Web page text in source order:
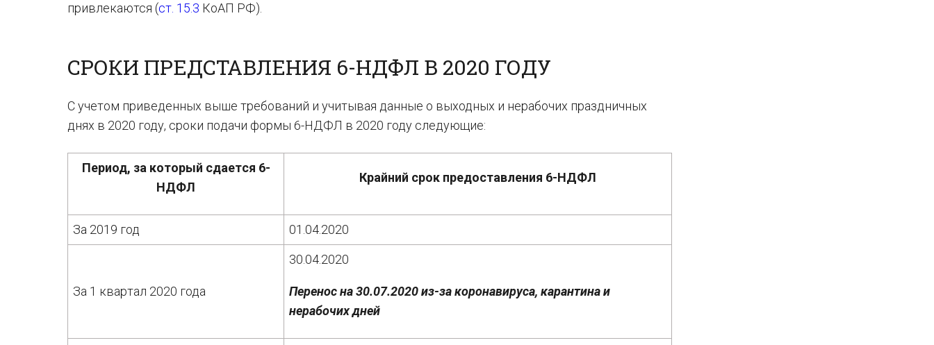
привлекаются (ст. 15.3 КоАП РФ).
СРОКИ ПРЕДСТАВЛЕНИЯ 6-НДФЛ В 2020 ГОДУ
С уче­том при­ве­ден­ных выше тре­бо­ва­ний и учи­ты­вая дан­ные о вы­ход­ных и нера­бо­чих празд­нич­ных
днях в 2020 году, сроки по­да­чи формы 6-НД­ФЛ в 2020 году сле­ду­ю­щие:
Пе­ри­од, за ко­то­рый сда­ет­ся 6-
НД­ФЛ
Край­ний срок предо­став­ле­ния 6-НД­ФЛ
За 2019 год 01.04.2020
За 1 квар­тал 2020 года
30.04.2020
Перенос на 30.07.2020 из-за коронавируса, карантина и
нерабочих дней